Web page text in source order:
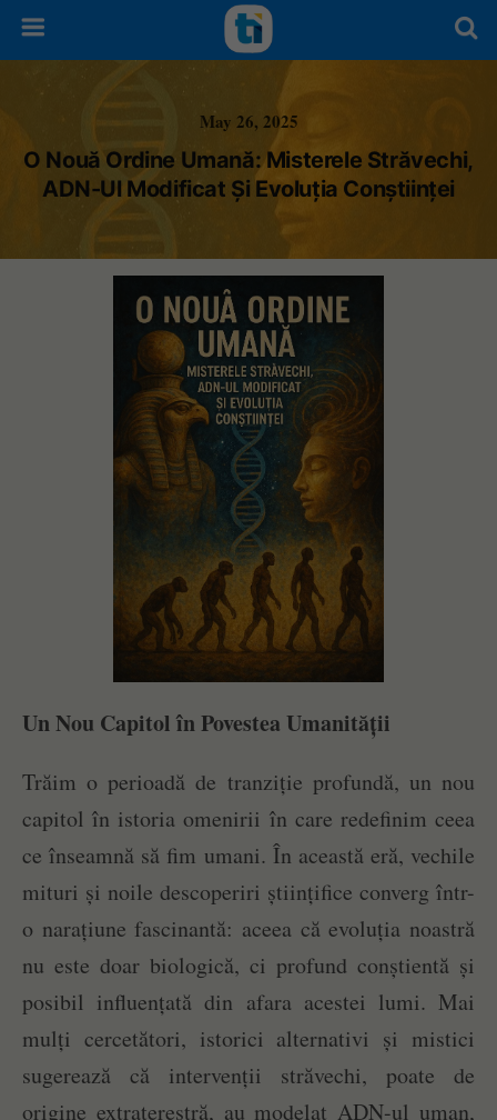
May 26, 2025
O Nouă Ordine Umană: Misterele Străvechi,
ADN-Ul Modificat Și Evoluția Conștiinței
Un Nou Capitol în Povestea Umanității
Trăim o perioadă de tranziție profundă, un nou
capitol în istoria omenirii în care redefinim ceea
ce înseamnă să fim umani. În această eră, vechile
mituri și noile descoperiri științifice converg într-
o narațiune fascinantă: aceea că evoluția noastră
nu este doar biologică, ci profund conștientă și
posibil influențată din afara acestei lumi. Mai
mulți cercetători, istorici alternativi și mistici
sugerează că intervenții străvechi, poate de
origine extraterestră, au modelat ADN-ul uman,